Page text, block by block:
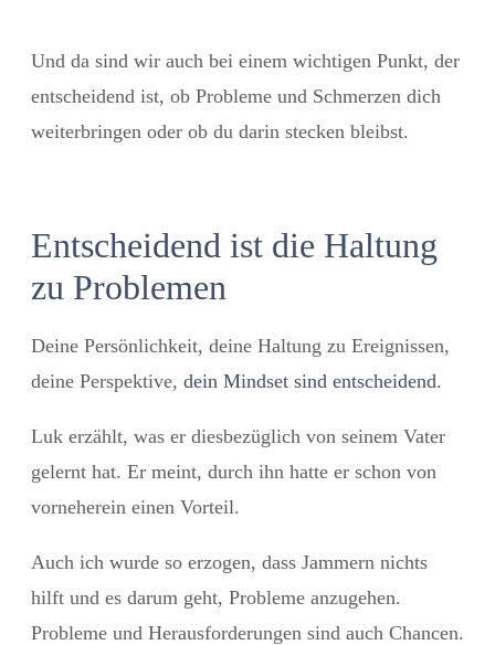
Und da sind wir auch bei einem wichtigen Punkt, der
entscheidend ist, ob Probleme und Schmerzen dich
weiterbringen oder ob du darin stecken bleibst.
Entscheidend ist die Haltung
zu Problemen
Deine Persönlichkeit, deine Haltung zu Ereignissen,
deine Perspektive, dein Mindset sind entscheidend.
Luk erzählt, was er diesbezüglich von seinem Vater
gelernt hat. Er meint, durch ihn hatte er schon von
vorneherein einen Vorteil.
Auch ich wurde so erzogen, dass Jammern nichts
hilft und es darum geht, Probleme anzugehen.
Probleme und Herausforderungen sind auch Chancen.